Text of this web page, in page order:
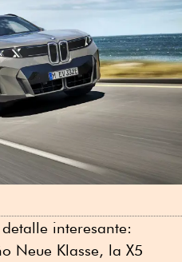
interesante:
Neue Klasse, la X5